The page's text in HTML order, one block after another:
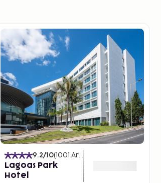
9.2/10(1001 Arvostelut
Lagoas Park
Hotel